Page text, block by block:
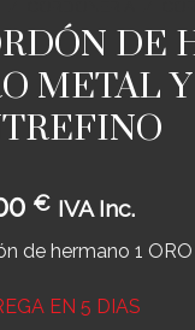
DE
METAL
€ IVA Inc.
de hermano 1
EN 5 DIAS